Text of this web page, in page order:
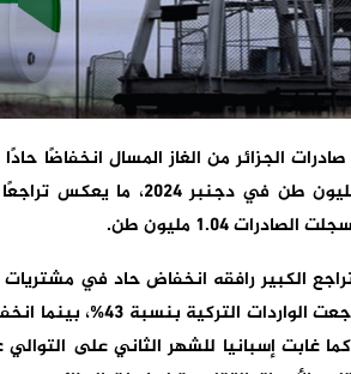
الصادرات 1.04 مليون طن.
الكبير رافقه انخفاض حاد في مشتريات
كما غابت إسبانيا للشهر الثاني على